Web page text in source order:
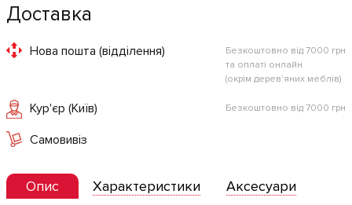
Доставка
Нова пошта (відділення)
Безкоштовно від 7000 грн
та оплаті онлайн
(окрім дерев'яних меблів)
Кур'єр (Київ) Безкоштовно від 7000 грн
Самовивіз
Опис Характеристики
Аксесуари